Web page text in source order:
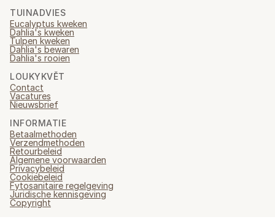
TUINADVIES
Eucalyptus kweken
Dahlia's kweken
Tulpen kweken
Dahlia's bewaren
Dahlia's rooien
LOUKYKVĚT
Contact
Vacatures
Nieuwsbrief
INFORMATIE
Betaalmethoden
Verzendmethoden
Retourbeleid
Algemene voorwaarden
Privacybeleid
Cookiebeleid
Fytosanitaire regelgeving
Juridische kennisgeving
Copyright